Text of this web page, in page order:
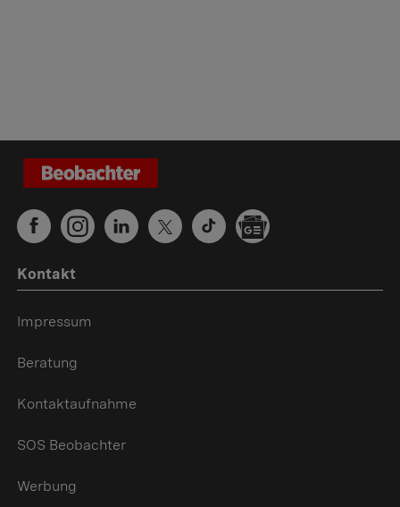
Kontakt
Impressum
Beratung
Kontaktaufnahme
SOS Beobachter
Werbung